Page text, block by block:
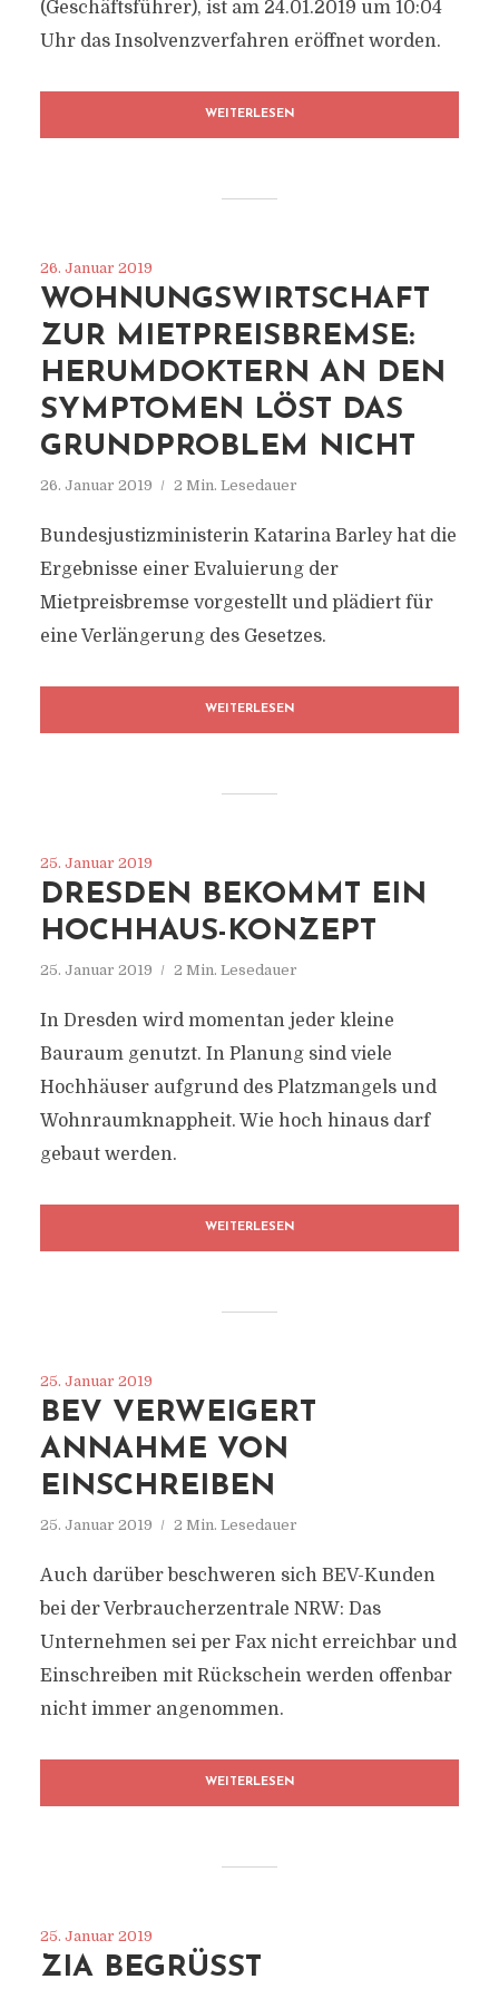
(Geschäftsführer), ist am 24.01.2019 um 10:04
Uhr das Insolvenzverfahren eröffnet worden.
WEITERLESEN
26. Januar 2019
WOHNUNGSWIRTSCHAFT
ZUR MIETPREISBREMSE:
HERUMDOKTERN AN DEN
SYMPTOMEN LÖST DAS
GRUNDPROBLEM NICHT
26. Januar 2019 2 Min. Lesedauer
Bundesjustizministerin Katarina Barley hat die
Ergebnisse einer Evaluierung der
Mietpreisbremse vorgestellt und plädiert für
eine Verlängerung des Gesetzes.
WEITERLESEN
25. Januar 2019
DRESDEN BEKOMMT EIN
HOCHHAUS-KONZEPT
25. Januar 2019 2 Min. Lesedauer
In Dresden wird momentan jeder kleine
Bauraum genutzt. In Planung sind viele
Hochhäuser aufgrund des Platzmangels und
Wohnraumknappheit. Wie hoch hinaus darf
gebaut werden.
WEITERLESEN
25. Januar 2019
BEV VERWEIGERT
ANNAHME VON
EINSCHREIBEN
25. Januar 2019 2 Min. Lesedauer
Auch darüber beschweren sich BEV-Kunden
bei der Verbraucherzentrale NRW: Das
Unternehmen sei per Fax nicht erreichbar und
Einschreiben mit Rückschein werden offenbar
nicht immer angenommen.
WEITERLESEN
25. Januar 2019
ZIA BEGRÜSST H